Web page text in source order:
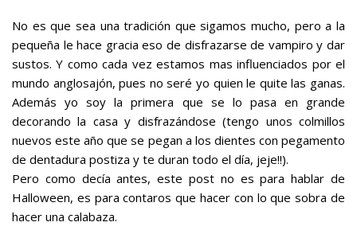
No es que sea una tradición que sigamos mucho, pero a la
pequeña le hace gracia eso de disfrazarse de vampiro y dar
sustos. Y como cada vez estamos mas influenciados por el
mundo anglosajón, pues no seré yo quien le quite las ganas.
Además yo soy la primera que se lo pasa en grande
decorando la casa y disfrazándose (tengo unos colmillos
nuevos este año que se pegan a los dientes con pegamento
de dentadura postiza y te duran todo el día, jeje!!).
Pero como decía antes, este post no es para hablar de
Halloween, es para contaros que hacer con lo que sobra de
hacer una calabaza.